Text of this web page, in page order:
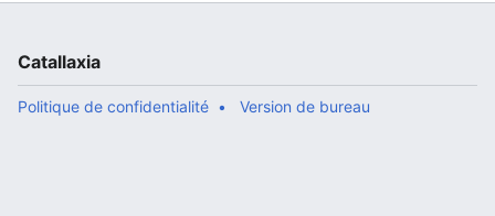
Catallaxia
Politique de confidentialité Version de bureau